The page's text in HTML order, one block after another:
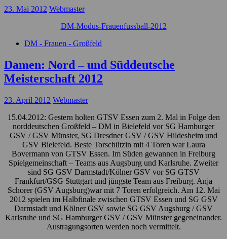
23. Mai 2012 Webmaster
DM-Modus-Frauenfussball-2012
DM - Frauen - Großfeld
Damen: Nord – und Süddeutsche
Meisterschaft 2012
23. April 2012 Webmaster
15.04.2012: Gestern holten GTSV Essen zum 2. Mal in Folge den
norddeutschen Großfeld – DM in Bielefeld vor SG Hamburger
GSV / GSV Münster, SG Dresdner GSV / GSV Hildesheim und
GSV Bielefeld. Beste Torschützin mit 4 Toren war Laura
Bovermann von GTSV Essen. Im Süden gewannen in Freiburg
Spielgemeinschaft – Teams aus Augsburg und Karlsruhe. Zweiter
sind SG GSV Darmstadt/Kölner GSV vor SG GTSV
Frankfurt/GSG Stuttgart und jüngste Team aus Freiburg. Anja
Schorer (GSV Augsburg)war mit 7 Toren erfolgreich. Am 12. Mai
2012 spielen im Halbfinale zwischen GTSV Essen und SG GSV
Darmstadt und Kölner GSV sowie SG GSV Augsburg / GSV
Karlsruhe und SG Hamburger GSV / GSV Münster gegeneinander.
Austragungsorten werden noch vermittelt.